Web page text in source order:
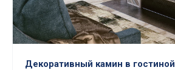
Декоративный камин в гостиной